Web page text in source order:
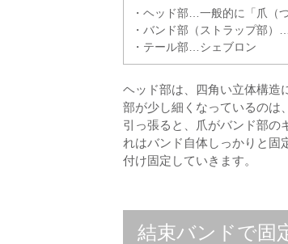
・ヘッド部…一般的に「爪（
・バンド部（ストラップ部）
・テール部…シェブロン
ヘッド部は、四角い立体構造
部が少し細くなっているのは
引っ張ると、爪がバンド部の
れはバンド自体しっかりと固
付け固定していきます。
結束バンドで固